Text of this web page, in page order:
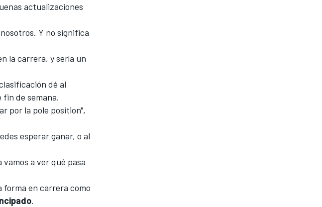
actualizaciones
Y no significa
la carrera, y sería un
dé al
fin de semana.
por la pole position",
esperar ganar, o al
a ver qué pasa
en carrera como
.